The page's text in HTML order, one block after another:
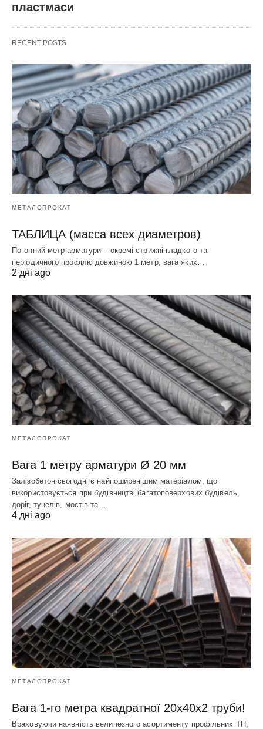
пластмаси
RECENT POSTS
МЕТАЛОПРОКАТ
ТАБЛИЦА (масса всех диаметров)
Погонний метр арматури – окремі стрижні гладкого та
періодичного профілю довжиною 1 метр, вага яких…
2 дні ago
МЕТАЛОПРОКАТ
Вага 1 метру арматури Ø 20 мм
Залізобетон сьогодні є найпоширенішим матеріалом, що
використовується при будівництві багатоповерхових будівель,
доріг, тунелів, мостів та…
4 дні ago
МЕТАЛОПРОКАТ
Вага 1-го метра квадратної 20х40х2 труби!
Враховуючи наявність величезного асортименту профільних ТП,